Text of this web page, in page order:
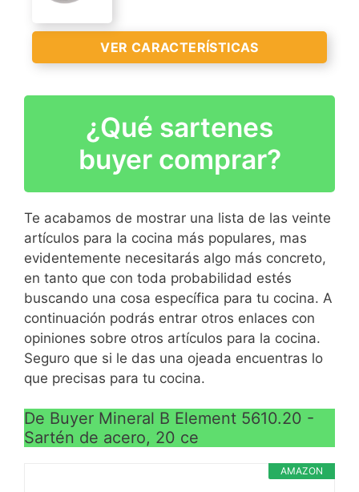
para toda la vida
incluida la inducción;
especiales para
cocciones de alta
temperatura
duradera y resistente a
arañazos
Espesor de 2'5 mm
VER
CARACTERÍSTICAS
VER CARACTERÍSTICAS
30 años de garantía
Altura: 3.9 cm
Diámetro: 24 cm
Grosor: 2.5 cm
CARACTERÍSTICAS
>
¿Qué sartenes
buyer comprar?
Te acabamos de mostrar una lista de las veinte
artículos para la cocina más populares, mas
evidentemente necesitarás algo más concreto,
en tanto que con toda probabilidad estés
buscando una cosa específica para tu cocina. A
continuación podrás entrar otros enlaces con
opiniones sobre otros artículos para la cocina.
Seguro que si le das una ojeada encuentras lo
que precisas para tu cocina.
De Buyer Mineral B Element 5610.20 -
Sartén de acero, 20 ce
AMAZON